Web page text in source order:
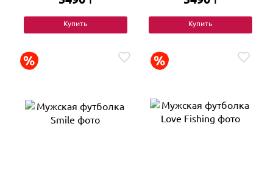
Купить Купить